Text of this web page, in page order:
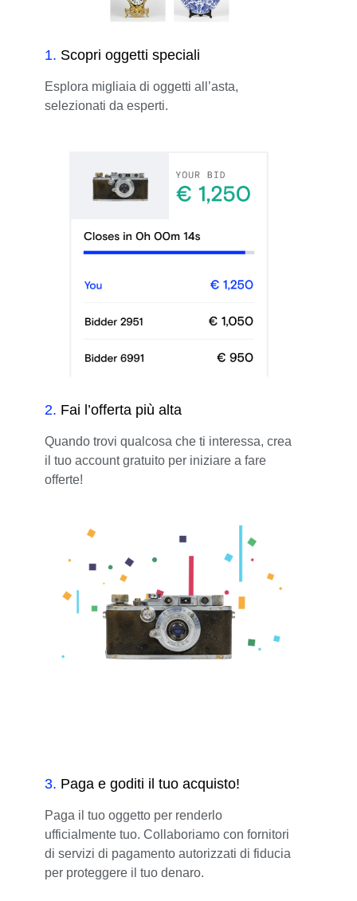
1. Scopri oggetti speciali
Esplora migliaia di oggetti all’asta,
selezionati da esperti.
2. Fai l’offerta più alta
Quando trovi qualcosa che ti interessa, crea
il tuo account gratuito per iniziare a fare
offerte!
3. Paga e goditi il tuo acquisto!
Paga il tuo oggetto per renderlo
ufficialmente tuo. Collaboriamo con fornitori
di servizi di pagamento autorizzati di fiducia
per proteggere il tuo denaro.